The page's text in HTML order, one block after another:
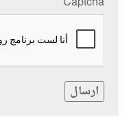
ارسال